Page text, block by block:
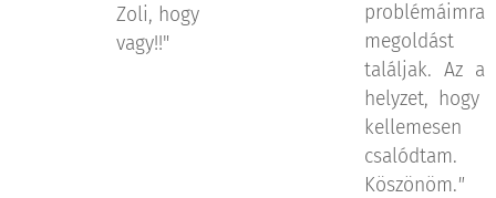
Zoli, hogy
vagy!!"
problémáimra
megoldást
találjak. Az a
helyzet, hogy
kellemesen
csalódtam.
Köszönöm."